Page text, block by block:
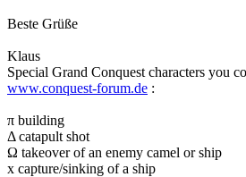
Beste Grüße
Klaus
Special Grand Conquest characters you
www.conquest-forum.de :
π building
Δ catapult shot
Ω takeover of an enemy camel or ship
x capture/sinking of a ship